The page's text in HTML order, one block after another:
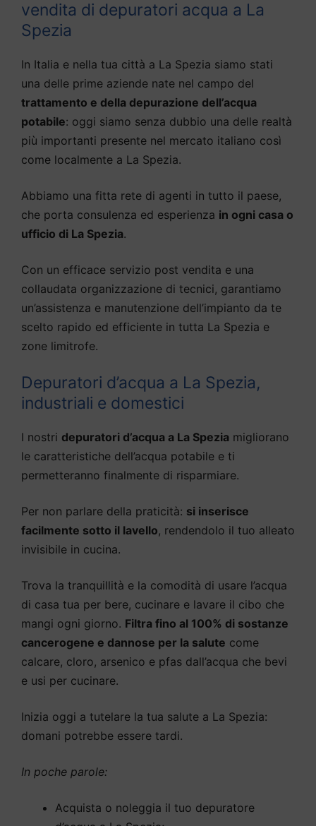
vendita di depuratori acqua a La
Spezia
In Italia e nella tua città a La Spezia siamo stati
una delle prime aziende nate nel campo del
trattamento e della depurazione dell’acqua
potabile: oggi siamo senza dubbio una delle realtà
più importanti presente nel mercato italiano così
come localmente a La Spezia.
Abbiamo una fitta rete di agenti in tutto il paese,
che porta consulenza ed esperienza in ogni casa o
ufficio di La Spezia.
Con un efficace servizio post vendita e una
collaudata organizzazione di tecnici, garantiamo
un’assistenza e manutenzione dell’impianto da te
scelto rapido ed efficiente in tutta La Spezia e
zone limitrofe.
Depuratori d’acqua a La Spezia,
industriali e domestici
I nostri depuratori d’acqua a La Spezia migliorano
le caratteristiche dell’acqua potabile e ti
permetteranno finalmente di risparmiare.
Per non parlare della praticità: si inserisce
facilmente sotto il lavello, rendendolo il tuo alleato
invisibile in cucina.
Trova la tranquillità e la comodità di usare l’acqua
di casa tua per bere, cucinare e lavare il cibo che
mangi ogni giorno. Filtra fino al 100% di sostanze
cancerogene e dannose per la salute come
calcare, cloro, arsenico e pfas dall’acqua che bevi
e usi per cucinare.
Inizia oggi a tutelare la tua salute a La Spezia:
domani potrebbe essere tardi.
In poche parole:
Acquista o noleggia il tuo depuratore